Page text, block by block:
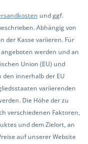
und ggf.
Abhängig von
der Kasse variieren. Für
werden und an
Union (EU) und
innerhalb der EU
variierenden
Die Höhe der zu
verschiedenen Faktoren,
und dem Zielort, an
auf unserer Website